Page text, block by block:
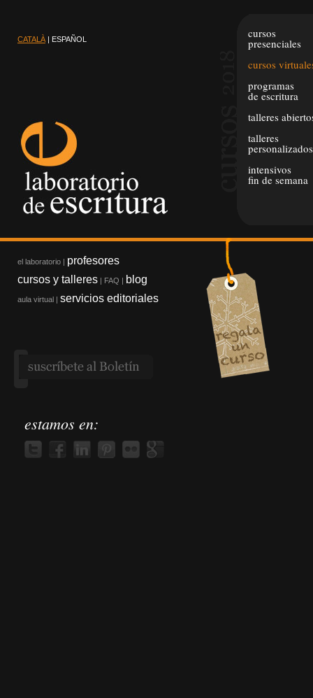
CATALÀ | ESPAÑOL
el laboratorio | profesores
cursos y talleres | FAQ | blog
aula virtual | servicios editoriales
cursos
presenciales
cursos
programas
de escritura
talleres
talleres
personalizados
intensivos
fin de semana
estamos en: